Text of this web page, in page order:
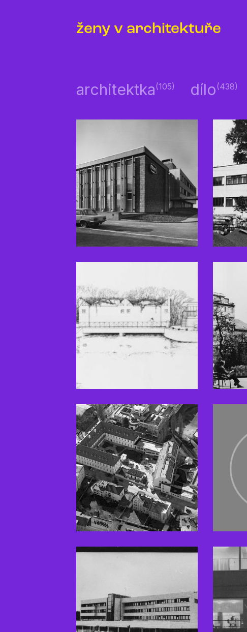
ženy v architektuře
architektka(105) dílo(438)